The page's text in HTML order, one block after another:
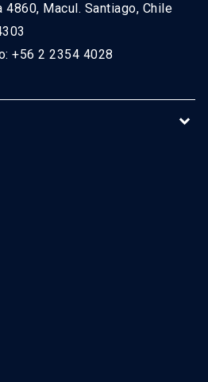
4860, Macul. Santiago, Chile
+56 2 2354 4028